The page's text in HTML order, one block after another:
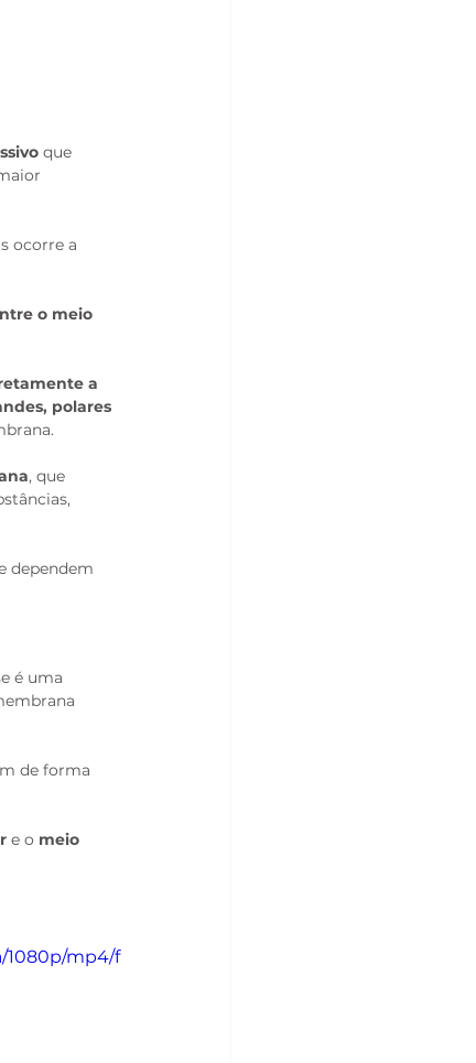
que
ocorre a
o meio
a
polares
, que
dependem
é uma
de forma
e o meio
1080p/mp4/f